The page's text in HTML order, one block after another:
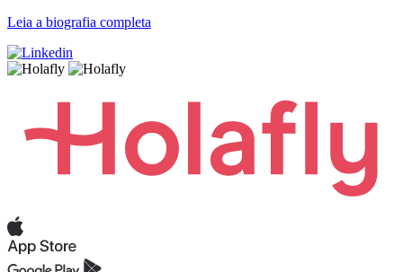
Leia a biografia completa